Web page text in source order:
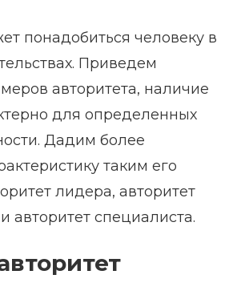
понадобиться человеку в
Приведем
авторитета, наличие
для определенных
Дадим более
таким его
лидера, авторитет
авторитет специалиста.